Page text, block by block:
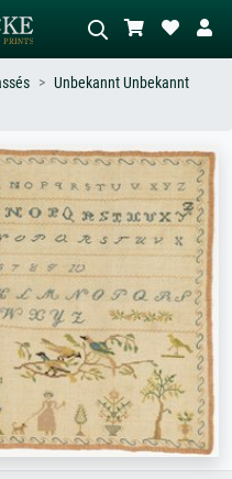
Décrivez la scène – ex. prairie verte,
abstrait avec beaucoup de rouge,
tableau sombre, nu debout près d'un
arbre.
Unbekannt Unbekannt